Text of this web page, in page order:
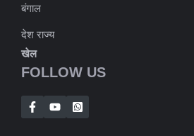
बंगाल
देश राज्य
खेल
FOLLOW US